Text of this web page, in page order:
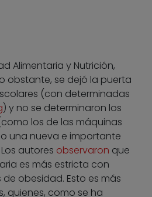
Alimentaria y Nutrición,
obstante, se dejó la puerta
(con determinadas
) y no se determinaron los
los de las máquinas
una nueva e importante
autores observaron que
es más estricta con
obesidad. Esto es más
quienes, como se ha